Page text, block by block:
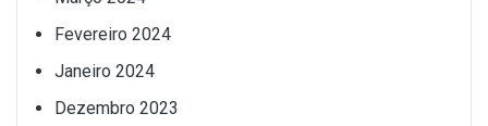
Fevereiro 2024
Janeiro 2024
Dezembro 2023